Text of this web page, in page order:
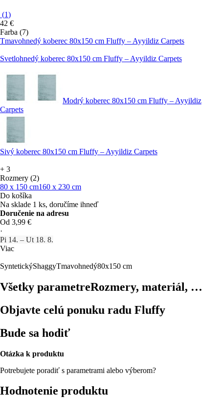
(1)
42 €
Farba (7)
Tmavohnedý koberec 80x150 cm Fluffy – Ayyildiz Carpets
Svetlohnedý koberec 80x150 cm Fluffy – Ayyildiz Carpets
Modrý koberec 80x150 cm Fluffy – Ayyildiz
Carpets
Sivý koberec 80x150 cm Fluffy – Ayyildiz Carpets
+ 3
Rozmery (2)
80 x 150 cm160 x 230 cm
Do košíka
Na sklade 1 ks, doručíme ihneď
Doručenie na adresu
Od 3,99 €
·
Pi 14. – Ut 18. 8.
Viac
SyntetickýShaggyTmavohnedý80x150 cm
Všetky parametreRozmery, materiál, …
Objavte celú ponuku radu Fluffy
Bude sa hodiť
Otázka k produktu
Potrebujete poradiť s parametrami alebo výberom?
Hodnotenie produktu